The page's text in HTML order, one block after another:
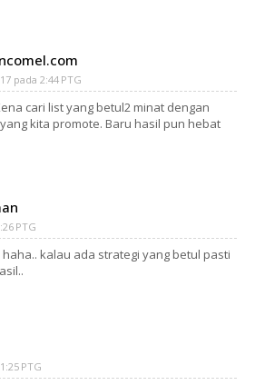
pada 2:44 PTG
cari list yang betul2 minat dengan
kita promote. Baru hasil pun hebat
PTG
kalau ada strategi yang betul pasti
PTG